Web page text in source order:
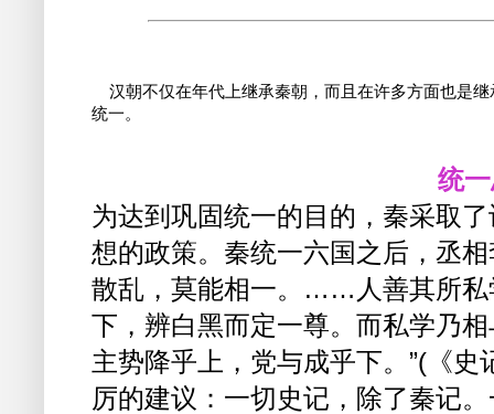
汉朝不仅在年代上继承秦朝，而且在许多方面也是
统一。
统
为达到巩固统一的目的，秦采取
想的政策。秦统一六国之后，丞
散乱，莫能相一。……人善其所私
下，辨白黑而定一尊。而私学乃
主势降乎上，党与成乎下。”(《
厉的建议：一切史记，除了秦记